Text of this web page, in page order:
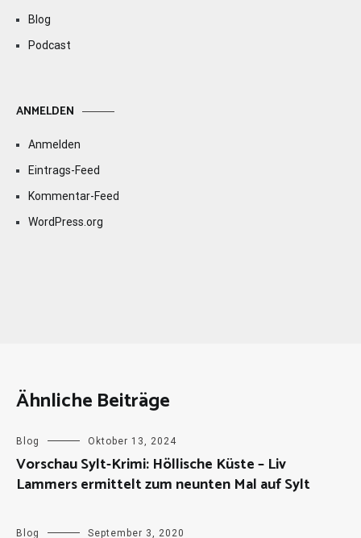
Blog
Podcast
ANMELDEN
Anmelden
Eintrags-Feed
Kommentar-Feed
WordPress.org
Ähnliche Beiträge
Blog Oktober 13, 2024
Vorschau Sylt-Krimi: Höllische Küste – Liv
Lammers ermittelt zum neunten Mal auf Sylt
Blog September 3, 2020